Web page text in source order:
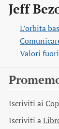
Jeff
L’orbita
Valori
Iscriviti ai
Iscriviti a